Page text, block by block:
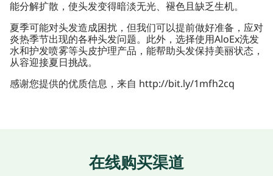
能分解扩散，使头发变得暗淡无光、褪色且缺乏生机。
夏季可能对头发造成困扰，但我们可以提前做好准备，应对
炎热季节出现的各种头发问题。此外，选择使用AloEx洗发
水和护发喷雾等头皮护理产品，能帮助头发保持美丽状态，
从容迎接夏日挑战。
感谢您提供的优质信息，来自 http://bit.ly/1mfh2cq
在线购买渠道